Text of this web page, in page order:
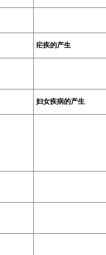
疟疾的产生
妇女疾病的产生